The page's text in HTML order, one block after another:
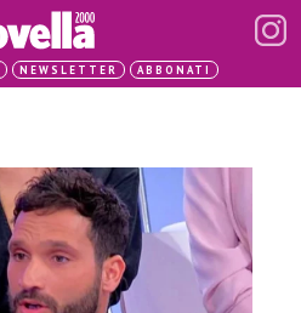
NEWSLETTER ABBONATI